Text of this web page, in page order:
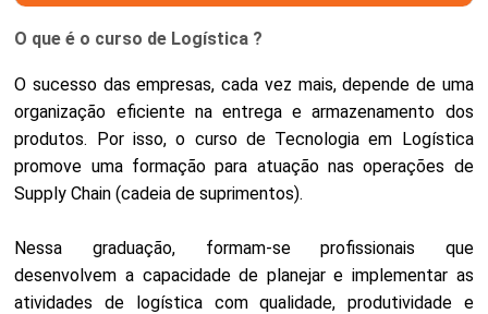
O que é o curso de Logística ?
O sucesso das empresas, cada vez mais, depende de uma
organização eficiente na entrega e armazenamento dos
produtos. Por isso, o curso de Tecnologia em Logística
promove uma formação para atuação nas operações de
Supply Chain (cadeia de suprimentos).
Nessa graduação, formam-se profissionais que
desenvolvem a capacidade de planejar e implementar as
atividades de logística com qualidade, produtividade e